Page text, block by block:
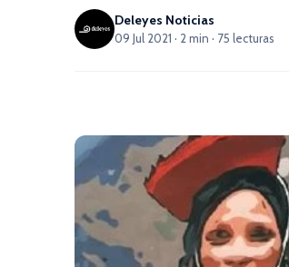
Deleyes Noticias
09 Jul 2021 · 2 min · 75 lecturas